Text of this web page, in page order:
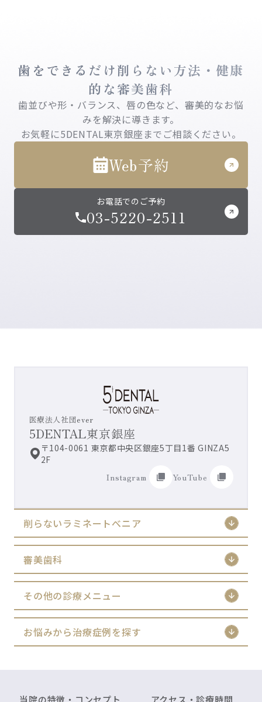
歯をできるだけ削らない方法・健康
的な審美歯科
歯並びや形・バランス、唇の色など、審美的なお悩
みを解決に導きます。
お気軽に5DENTAL東京銀座までご相談ください。
Web予約
お電話でのご予約
03-5220-2511
医療法人社団ever
5DENTAL東京銀座
〒104-0061 東京都中央区銀座5丁目1番 GINZA5
2F
Instagram
YouTube
削らないラミネートべニア
審美歯科
その他の診療メニュー
お悩みから治療症例を探す
当院の特徴・コンセプト アクセス・診療時間